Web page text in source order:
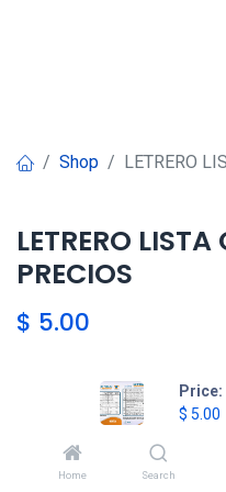
Price:
$ 5.00
Home Search
Shop LETRERO
LETRERO
PRECIOS
$ 5.00
Agregar a la lista de